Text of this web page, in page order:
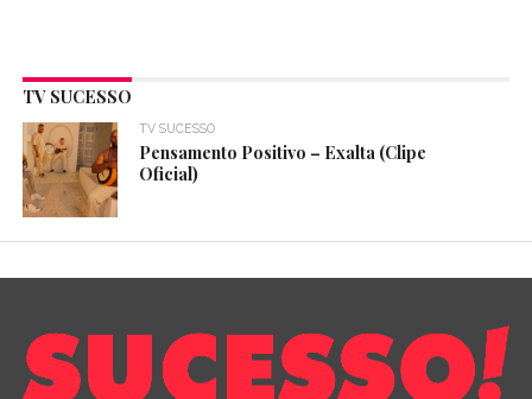
TV SUCESSO
TV SUCESSO
Pensamento Positivo – Exalta (Clipe
Oficial)